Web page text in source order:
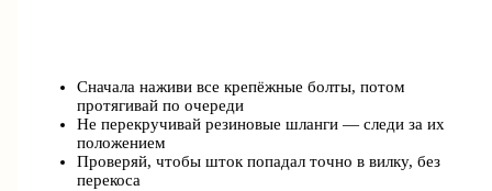
Сначала наживи все крепёжные болты, потом
протягивай по очереди
Не перекручивай резиновые шланги — следи за их
положением
Проверяй, чтобы шток попадал точно в вилку, без
перекоса